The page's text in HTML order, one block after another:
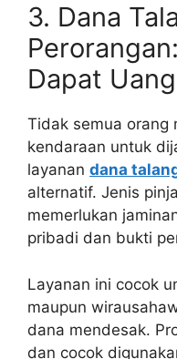
3. Dana
Dapat
Tidak semua orang
kendaraan untuk
layanan dana
alternatif. Jenis
memerlukan
pribadi dan bukti
Layanan ini cocok
maupun
dana mendesak.
dan cocok